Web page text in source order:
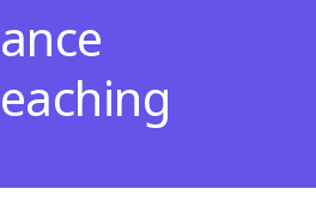
ance
eaching